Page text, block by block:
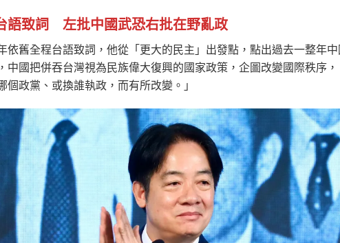
語致詞 左批中國武恐右批在野亂政
依舊全程台語致詞，他從「更大的民主」出發點，點出過去一整年
中國把併吞台灣視為民族偉大復興的國家政策，企圖改變國際秩序
個政黨、或換誰執政，而有所改變。」